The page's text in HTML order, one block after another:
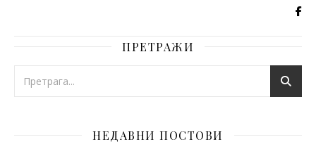
ПРЕТРАЖИ
НЕДАВНИ ПОСТОВИ